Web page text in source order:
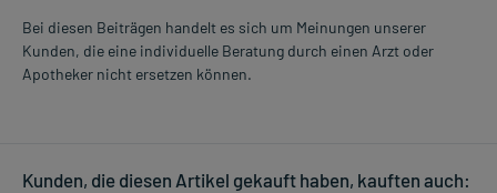
Bei diesen Beiträgen handelt es sich um Meinungen unserer
Kunden, die eine individuelle Beratung durch einen Arzt oder
Apotheker nicht ersetzen können.
Kunden, die diesen Artikel gekauft haben, kauften auch: